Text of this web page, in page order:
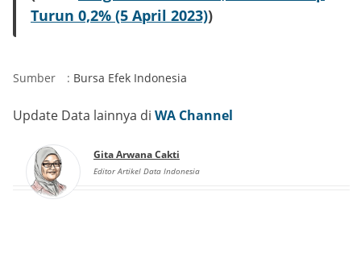
Turun 0,2% (5 April 2023))
Sumber : Bursa Efek Indonesia
Update Data lainnya di WA Channel
Gita Arwana Cakti
Editor Artikel Data Indonesia